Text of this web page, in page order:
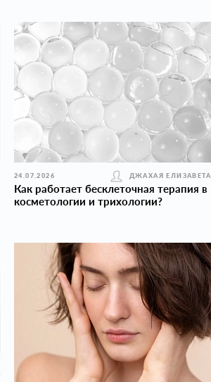
24.07.2026 ДЖАХАЯ ЕЛИЗАВЕТА
Как работает бесклеточная терапия в
косметологии и трихологии?